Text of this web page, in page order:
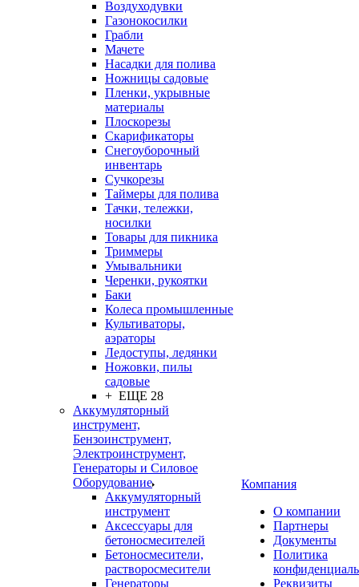
Воздуходувки
Газонокосилки
Грабли
Мачете
Насадки для полива
Ножницы садовые
Пленки, укрывные
материалы
Плоскорезы
Скарификаторы
Снегоуборочный
инвентарь
Сучкорезы
Таймеры для полива
Тачки, тележки,
носилки
Товары для пикника
Триммеры
Умывальники
Черенки, рукоятки
Баки
Колеса промышленные
Культиваторы,
аэраторы
Ледоступы, ледянки
Ножовки, пилы
садовые
+ ЕЩЕ 28
Аккумуляторный
инструмент,
Бензоинструмент,
Электроинструмент,
Генераторы и Силовое
Оборудование
Аккумуляторный
инструмент
Аксессуары для
бетоносмесителей
Бетоносмесители,
растворосмесители
Генераторы
Компания
О компании
Партнеры
Документы
Политика
Реквизиты